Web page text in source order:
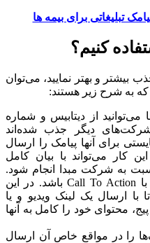
تبلیغاتی برای بیمه ها
کنیم؟
بیشتر و بهتر نمایید، می‌توان
که به شرح زیر هستند:
از دیتابیس و شماره
دیگر جذب شده‌اند
برای آنها پیامک را ارسال
کار می‌تواند با بیان کامل
به شرکت مبدا انجام شود.
ارسال پیامک بایستی همراه با Call To Action باشد. در این
با ارسال یک لینک ویدیو و یا
محتوای خود را کامل به آنها
را در مواقع خاص آن ارسال